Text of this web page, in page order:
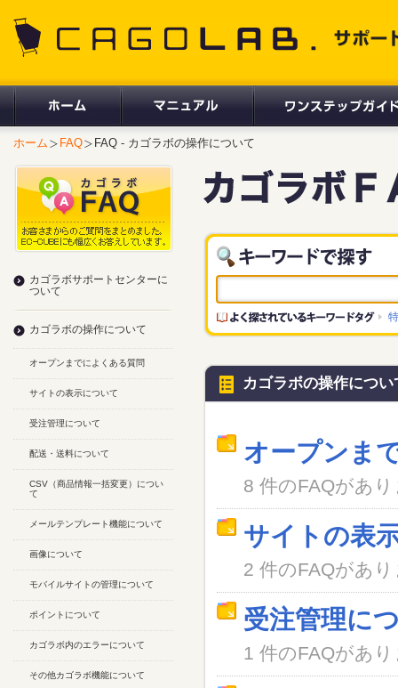
ホーム FAQ FAQ - カゴラボの操作について
カゴラボの操作につい
オープンま
8 件のFAQがあ
サイトの表
2 件のFAQがあ
受注管理に
1 件のFAQがあ
カゴラボサポートセンターに
ついて
カゴラボの操作について
オープンまでによくある質問
サイトの表示について
受注管理について
配送・送料について
CSV（商品情報一括変更）につい
て
メールテンプレート機能について
画像について
モバイルサイトの管理について
ポイントについて
カゴラボ内のエラーについて
その他カゴラボ機能について